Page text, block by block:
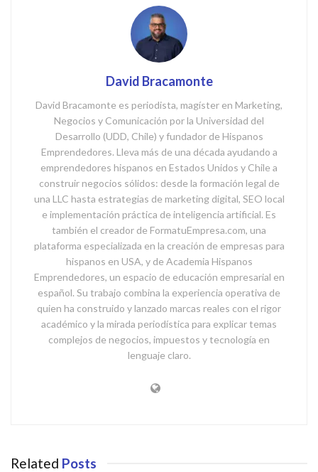
David Bracamonte
David Bracamonte es periodista, magíster en Marketing,
Negocios y Comunicación por la Universidad del
Desarrollo (UDD, Chile) y fundador de Hispanos
Emprendedores. Lleva más de una década ayudando a
emprendedores hispanos en Estados Unidos y Chile a
construir negocios sólidos: desde la formación legal de
una LLC hasta estrategias de marketing digital, SEO local
e implementación práctica de inteligencia artificial. Es
también el creador de FormatuEmpresa.com, una
plataforma especializada en la creación de empresas para
hispanos en USA, y de Academia Hispanos
Emprendedores, un espacio de educación empresarial en
español. Su trabajo combina la experiencia operativa de
quien ha construido y lanzado marcas reales con el rigor
académico y la mirada periodística para explicar temas
complejos de negocios, impuestos y tecnología en
lenguaje claro.
Related Posts